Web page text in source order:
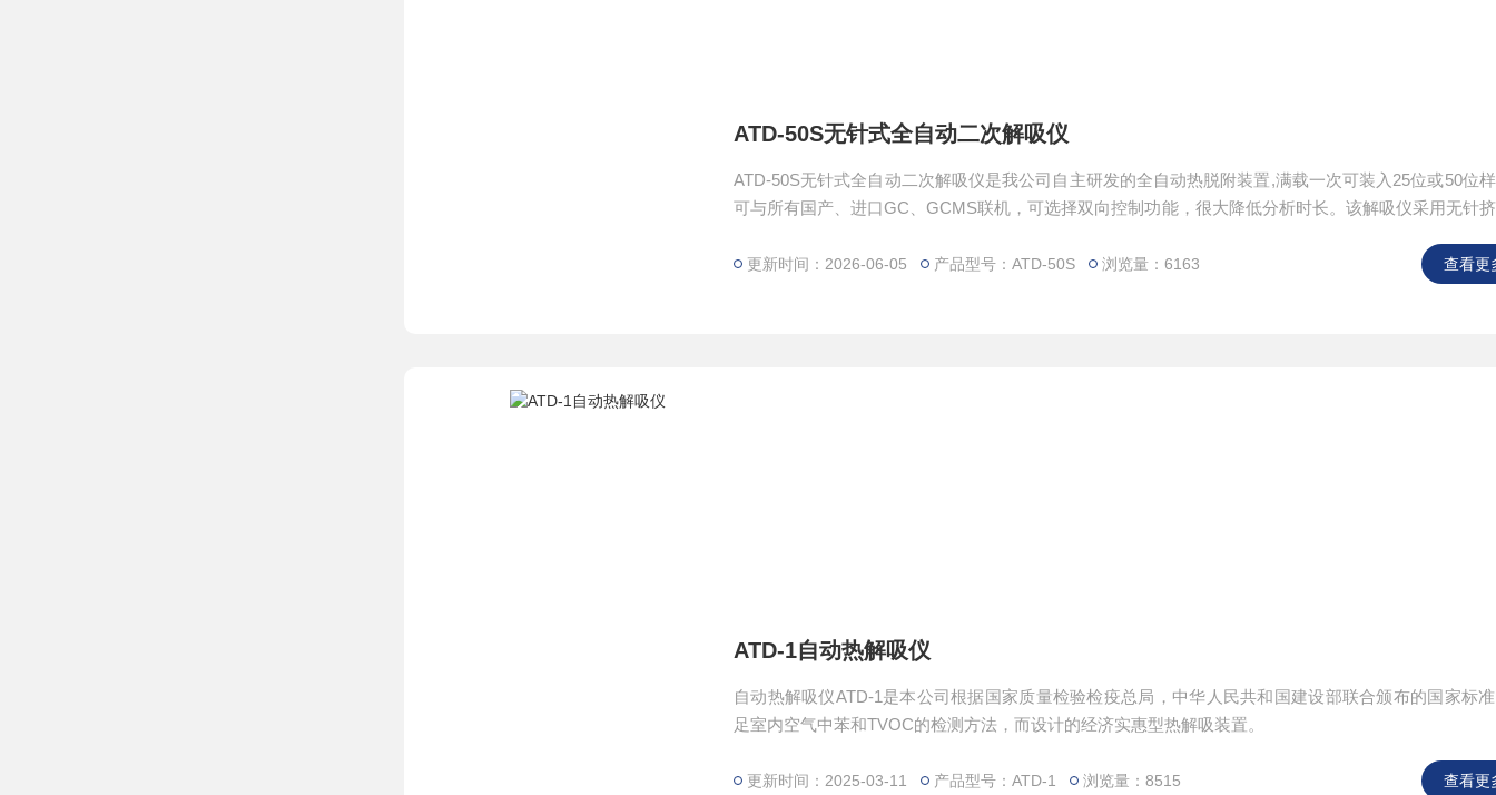
ATD-50S无针式全自动二次解吸仪
ATD-50S无针式全自动二次解吸仪是我公司自主研发的全自动热脱附装置,满载一次可装入25位或50位
可与所有国产、进口GC、GCMS联机，可选择双向控制功能，很大降低分析时长。该解吸仪采用无针
更新时间：2026-06-05 产品型号：ATD-50S 浏览量：6163 查看
ATD-1自动热解吸仪
自动热解吸仪ATD-1是本公司根据国家质量检验检疫总局，中华人民共和国建设部联合颁布的国家标
足室内空气中苯和TVOC的检测方法，而设计的经济实惠型热解吸装置。
更新时间：2025-03-11 产品型号：ATD-1 浏览量：8515 查看